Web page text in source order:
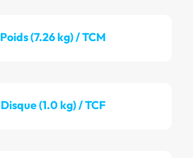
Poids (7.26 kg) / TCM
Disque (1.0 kg) / TCF